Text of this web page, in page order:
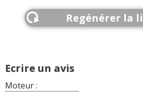
Regénérer la
Ecrire un avis
Moteur :